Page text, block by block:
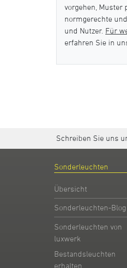
vorgehen, Muster
normgerechte
und Nutzer. Für
erfahren Sie in
Schreiben Sie uns
Sonderleuchten
Übersicht
Sonderleuchten-Blog
Sonderleuchten von
luxwerk
Bestandsleuchten
erhalten